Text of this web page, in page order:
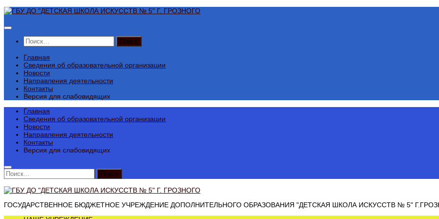
Перейти
содержимому
Найти:
Главная
Сведения об образовательной организации
Новости
Направления деятельности
Контакты
Версия для слабовидящих
Главная
Сведения об образовательной организации
Новости
Направления деятельности
Контакты
Версия для слабовидящих
Найти:
ГОСУДАРСТВЕННОЕ БЮДЖЕТНОЕ УЧРЕЖДЕНИЕ ДОПОЛНИТЕЛЬНОГО ОБРАЗОВАНИЯ "ДЕТСКАЯ ШКОЛА ИСКУССТВ № 5"